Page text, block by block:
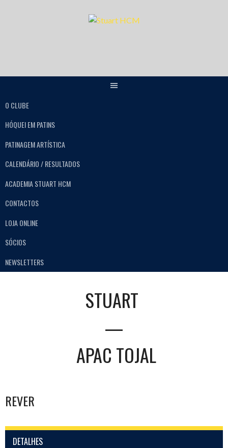
O CLUBE
HÓQUEI EM PATINS
PATINAGEM ARTÍSTICA
CALENDÁRIO / RESULTADOS
ACADEMIA STUART HCM
CONTACTOS
LOJA ONLINE
SÓCIOS
NEWSLETTERS
STUART
—
APAC TOJAL
REVER
DETALHES